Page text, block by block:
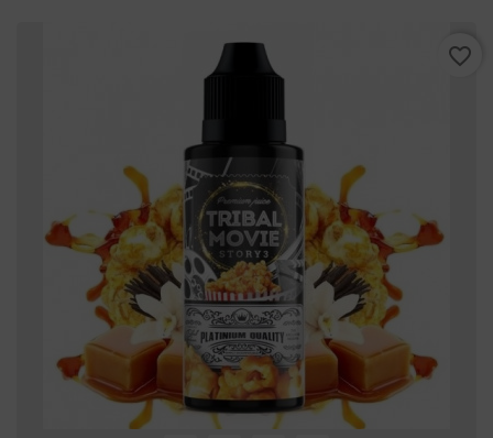
favorite_border